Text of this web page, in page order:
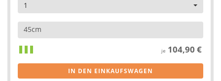
1
45cm
je 104,90 €
IN DEN EINKAUFSWAGEN